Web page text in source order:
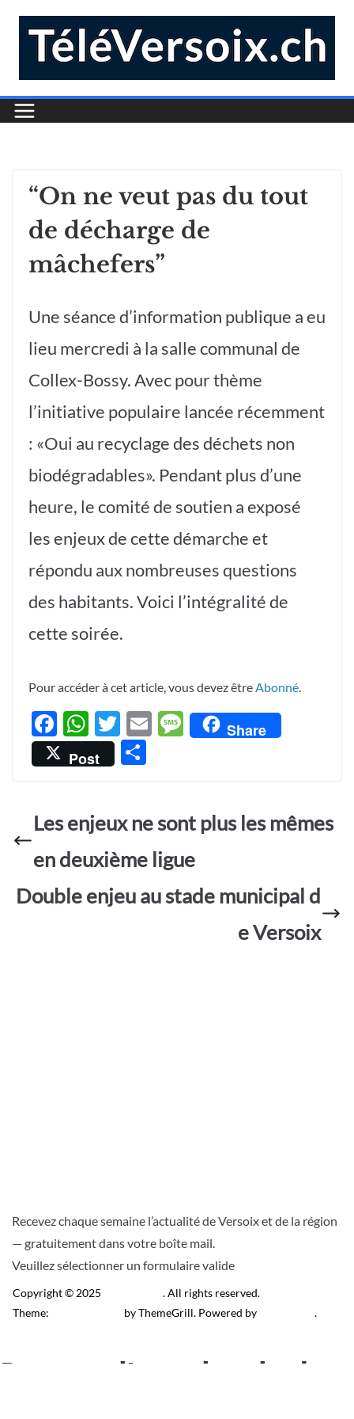
“On ne veut pas du tout
de décharge de
mâchefers”
Une séance d’information publique a eu
lieu mercredi à la salle communal de
Collex-Bossy. Avec pour thème
l’initiative populaire lancée récemment
: «Oui au recyclage des déchets non
biodégradables». Pendant plus d’une
heure, le comité de soutien a exposé
les enjeux de cette démarche et
répondu aux nombreuses questions
des habitants. Voici l’intégralité de
cette soirée.
Pour accéder à cet article, vous devez être Abonné
F
ac
e
o
o
k
W
h
at
A
p
p
T
w
itt
E
M
es
e
Share
Post
g
er
Les enjeux ne sont plus les mêmes
en deuxième ligue
Double enjeu au stade municipal d
e Versoix
Recevez chaque semaine l’actualité de Versoix et de la région
— gratuitement dans votre boîte mail.
Veuillez sélectionner un formulaire valide
Copyright © 2025
. All rights reserved.
Theme:
by ThemeGrill. Powered by .
Recevez l’actu locale de